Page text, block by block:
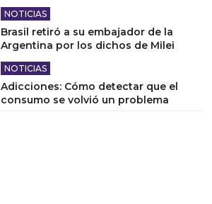
NOTICIAS
Brasil retiró a su embajador de la
Argentina por los dichos de Milei
NOTICIAS
Adicciones: Cómo detectar que el
consumo se volvió un problema